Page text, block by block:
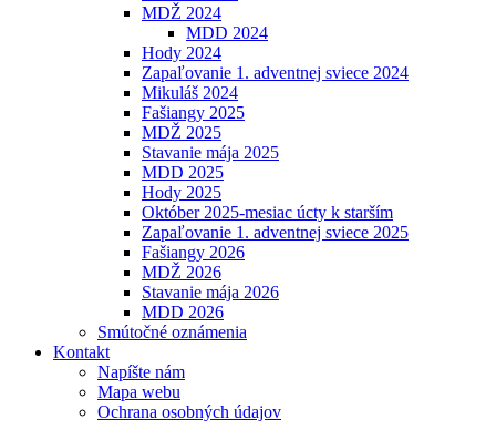
MDŽ 2024
MDD 2024
Hody 2024
Zapaľovanie 1. adventnej sviece 2024
Mikuláš 2024
Fašiangy 2025
MDŽ 2025
Stavanie mája 2025
MDD 2025
Hody 2025
Október 2025-mesiac úcty k starším
Zapaľovanie 1. adventnej sviece 2025
Fašiangy 2026
MDŽ 2026
Stavanie mája 2026
MDD 2026
Smútočné oznámenia
Kontakt
Napíšte nám
Mapa webu
Ochrana osobných údajov